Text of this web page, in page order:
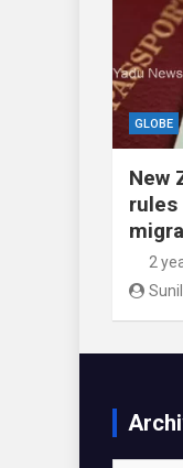
GLOBE
New
rules
2